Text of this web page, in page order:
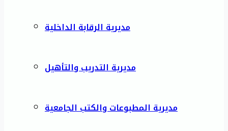
مديرية الرقابة الداخلية
مديرية التدريب والتأهيل
مديرية المطبوعات والكتب الجامعية